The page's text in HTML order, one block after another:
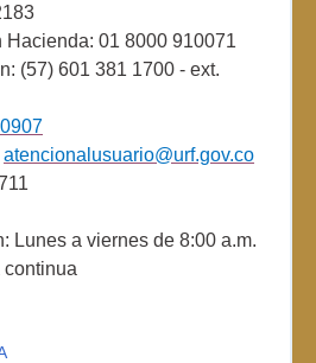
Hacienda: 01 8000 910071
(57) 601 381 1700 - ext.
atencionalusuario@urf.gov.co
Lunes a viernes de 8:00 a.m.
continua